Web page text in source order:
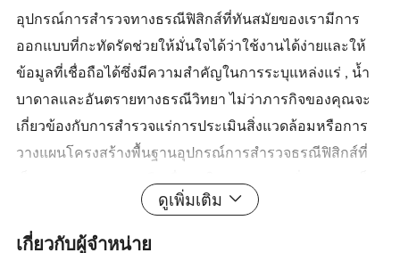
อุปกรณ์การสำรวจทางธรณีฟิสิกส์ที่ทันสมัยของเรามีการ
ออกแบบที่กะทัดรัดช่วยให้มั่นใจได้ว่าใช้งานได้ง่ายและให้
ข้อมูลที่เชื่อถือได้ซึ่งมีความสำคัญในการระบุแหล่งแร่ , น้ำ
บาดาลและอันตรายทางธรณีวิทยา ไม่ว่าภารกิจของคุณจะ
เกี่ยวข้องกับการสำรวจแร่การประเมินสิ่งแวดล้อมหรือการ
วางแผนโครงสร้างพื้นฐานอุปกรณ์การสำรวจธรณีฟิสิกส์ที่
เป็นแบบอย่างของเราคือเพื่อนคู่ใจของคุณ มุ่งมั่นสู่ความเป็น
เลิศด้วยอุปกรณ์ธรณีฟิสิกส์ชั้นนำของเราสำหรับโครงการ
และการเดินทางของคุณ เรียนรู้เกี่ยวกับการรวบรวมเอา
ดูเพิ่มเติม
เกี่ยวกับผู้จำหน่าย